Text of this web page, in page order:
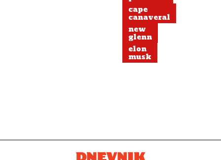
cape
canaveral
new
glenn
elon
musk